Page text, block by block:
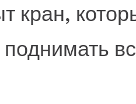
кран,
поднимать